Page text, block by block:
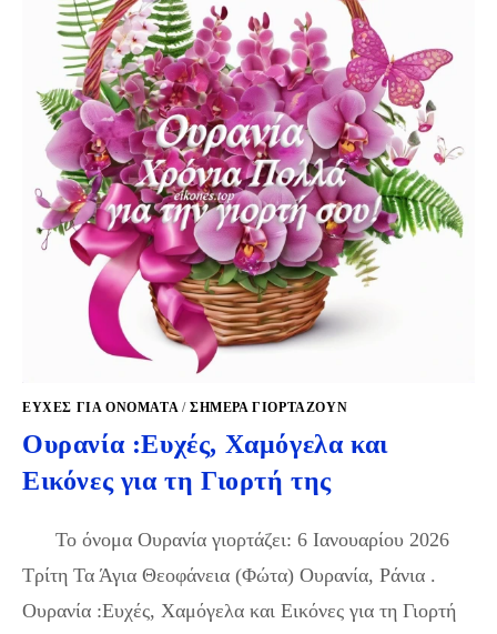
ΕΥΧΈΣ ΓΙΑ ΟΝΌΜΑΤΑ/ΣΉΜΕΡΑ ΓΙΟΡΤΆΖΟΥΝ
Ουρανία :Ευχές, Χαμόγελα και
Εικόνες για τη Γιορτή της
Το όνομα Ουρανία γιορτάζει: 6 Ιανουαρίου 2026
Τρίτη Τα Άγια Θεοφάνεια (Φώτα) Ουρανία, Ράνια .
Ουρανία :Ευχές, Χαμόγελα και Εικόνες για τη Γιορτή